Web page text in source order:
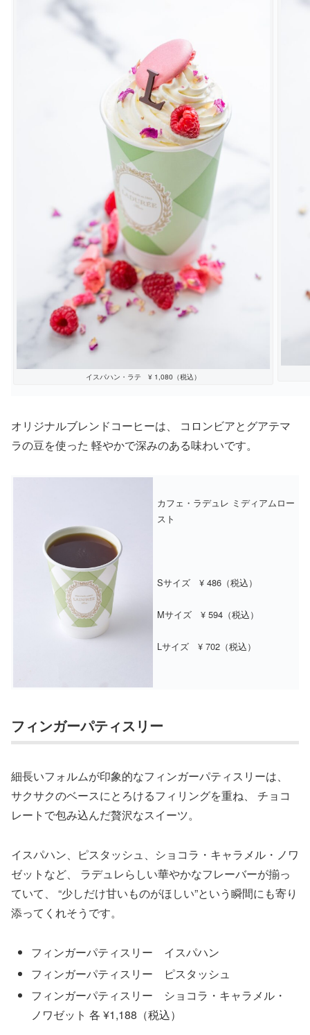
イスパハン・ラテ ¥ 1,080（税込）
オリジナルブレンドコーヒーは、 コロンビアとグアテマ
ラの豆を使った 軽やかで深みのある味わいです。
カフェ・ラデュレ ミディアムロー
スト
Sサイズ ¥ 486（税込）
Mサイズ ¥ 594（税込）
Lサイズ ¥ 702（税込）
フィンガーパティスリー
細長いフォルムが印象的なフィンガーパティスリーは、
サクサクのベースにとろけるフィリングを重ね、 チョコ
レートで包み込んだ贅沢なスイーツ。
イスパハン、ピスタッシュ、ショコラ・キャラメル・ノワ
ゼットなど、 ラデュレらしい華やかなフレーバーが揃っ
ていて、 “少しだけ甘いものがほしい”という瞬間にも寄り
添ってくれそうです。
フィンガーパティスリー イスパハン
フィンガーパティスリー ピスタッシュ
フィンガーパティスリー ショコラ・キャラメル・
ノワゼット 各 ¥1,188（税込）